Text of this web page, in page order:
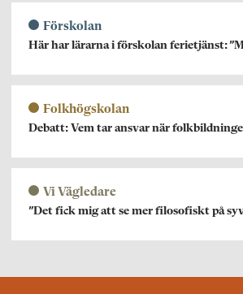
Förskolan
Här har lärarna i förskolan ferietjänst:
Folkhögskolan
Debatt: Vem tar ansvar när
Vi Vägledare
”Det fick mig att se mer filosofiskt på